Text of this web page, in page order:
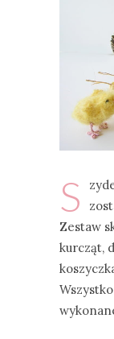
S
Zestaw
kurcząt,